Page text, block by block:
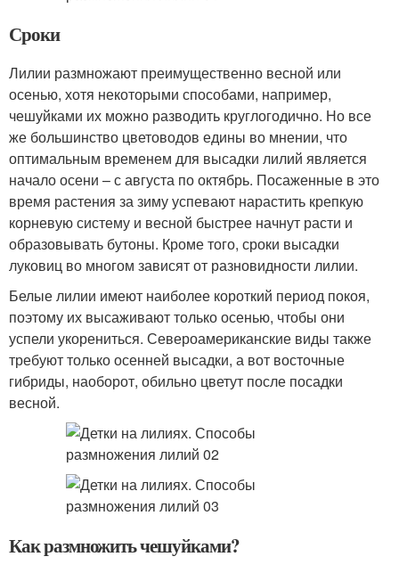
Сроки
Лилии размножают преимущественно весной или
осенью, хотя некоторыми способами, например,
чешуйками их можно разводить круглогодично. Но все
же большинство цветоводов едины во мнении, что
оптимальным временем для высадки лилий является
начало осени – с августа по октябрь. Посаженные в это
время растения за зиму успевают нарастить крепкую
корневую систему и весной быстрее начнут расти и
образовывать бутоны. Кроме того, сроки высадки
луковиц во многом зависят от разновидности лилии.
Белые лилии имеют наиболее короткий период покоя,
поэтому их высаживают только осенью, чтобы они
успели укорениться. Североамериканские виды также
требуют только осенней высадки, а вот восточные
гибриды, наоборот, обильно цветут после посадки
весной.
Как размножить чешуйками?